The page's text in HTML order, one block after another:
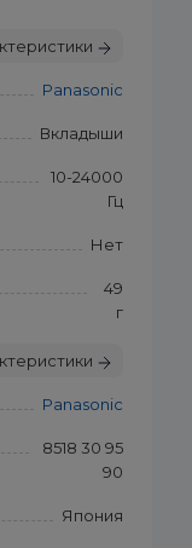
Panasonic
Вкладыши
10-24000
Гц
Нет
49
г
Panasonic
8518 30 95
90
Япония